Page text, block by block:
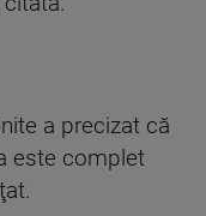
a precizat că
este complet